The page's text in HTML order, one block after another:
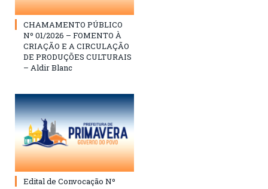
CHAMAMENTO PÚBLICO
Nº 01/2026 – FOMENTO À
CRIAÇÃO E A CIRCULAÇÃO
DE PRODUÇÕES CULTURAIS
– Aldir Blanc
Edital de Convocação Nº